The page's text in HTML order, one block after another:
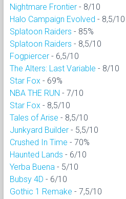
Nightmare Frontier - 8/10
Halo Campaign Evolved - 8,5/10
Splatoon Raiders - 85%
Splatoon Raiders - 8,5/10
Fogpiercer - 6,5/10
The Alters: Last Variable - 8/10
Star Fox - 69%
NBA THE RUN - 7/10
Star Fox - 8,5/10
Tales of Arise - 8,5/10
Junkyard Builder - 5,5/10
Crushed In Time - 70%
Haunted Lands - 6/10
Yerba Buena - 5/10
Bubsy 4D - 6/10
Gothic 1 Remake - 7,5/10